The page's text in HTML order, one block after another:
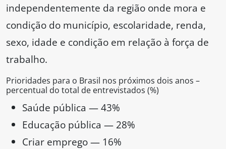
independentemente da região onde mora e
condição do município, escolaridade, renda,
sexo, idade e condição em relação à força de
trabalho.
Prioridades para o Brasil nos próximos dois anos –
percentual do total de entrevistados (%)
Saúde pública — 43%
Educação pública — 28%
Criar emprego — 16%